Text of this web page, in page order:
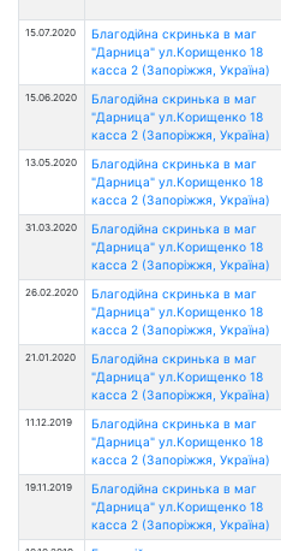
15.07.2020
Благодійна скринька в маг
"Дарница" ул.Корищенко 18
касса 2 (Запоріжжя, Україна)
15.06.2020
Благодійна скринька в маг
"Дарница" ул.Корищенко 18
касса 2 (Запоріжжя, Україна)
13.05.2020
Благодійна скринька в маг
"Дарница" ул.Корищенко 18
касса 2 (Запоріжжя, Україна)
31.03.2020
Благодійна скринька в маг
"Дарница" ул.Корищенко 18
касса 2 (Запоріжжя, Україна)
26.02.2020
Благодійна скринька в маг
"Дарница" ул.Корищенко 18
касса 2 (Запоріжжя, Україна)
21.01.2020
Благодійна скринька в маг
"Дарница" ул.Корищенко 18
касса 2 (Запоріжжя, Україна)
11.12.2019
Благодійна скринька в маг
"Дарница" ул.Корищенко 18
касса 2 (Запоріжжя, Україна)
19.11.2019
Благодійна скринька в маг
"Дарница" ул.Корищенко 18
касса 2 (Запоріжжя, Україна)